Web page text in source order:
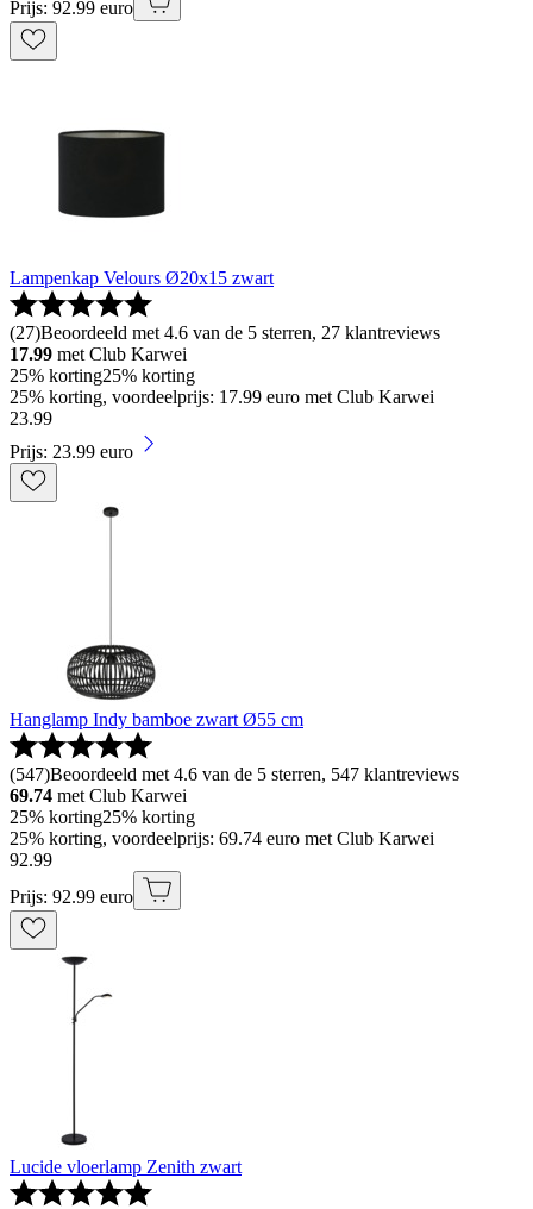
Prijs: 92.99 euro
Lampenkap Velours Ø20x15 zwart
(27)Beoordeeld met 4.6 van de 5 sterren, 27 klantreviews
17.99 met Club Karwei
25% korting25% korting
25% korting, voordeelprijs: 17.99 euro met Club Karwei
23.99
Prijs: 23.99 euro
Hanglamp Indy bamboe zwart Ø55 cm
(547)Beoordeeld met 4.6 van de 5 sterren, 547 klantreviews
69.74 met Club Karwei
25% korting25% korting
25% korting, voordeelprijs: 69.74 euro met Club Karwei
92.99
Prijs: 92.99 euro
Lucide vloerlamp Zenith zwart